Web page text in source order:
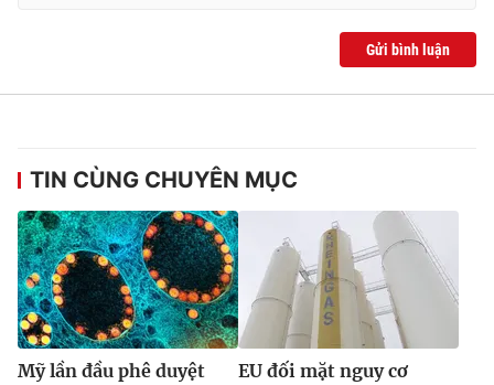
Gửi bình luận
TIN CÙNG CHUYÊN MỤC
Mỹ lần đầu phê duyệt
EU đối mặt nguy cơ